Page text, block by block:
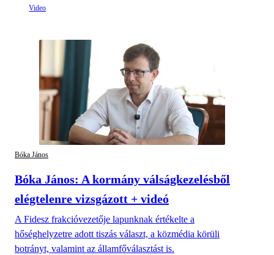
Bóka János
Bóka János: A kormány válságkezelésből
elégtelenre vizsgázott + videó
A Fidesz frakcióvezetője lapunknak értékelte a
hőséghelyzetre adott tiszás választ, a közmédia körüli
botrányt, valamint az államfőválasztást is.